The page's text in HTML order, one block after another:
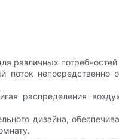
различных потребностей
поток
распределения
дизайна,